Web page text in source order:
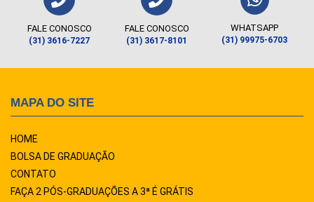
FALE CONOSCO
(31) 3616-7227
FALE CONOSCO
(31) 3617-8101
WHATSAPP
(31) 99975-6703
MAPA DO SITE
HOME
BOLSA DE GRADUAÇÃO
CONTATO
FAÇA 2 PÓS-GRADUAÇÕES A 3ª É GRÁTIS